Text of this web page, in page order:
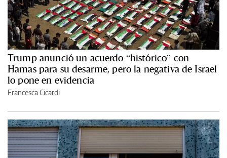
Trump anunció un acuerdo “histórico” con
Hamas para su desarme, pero la negativa de Israel
lo pone en evidencia
Francesca Cicardi